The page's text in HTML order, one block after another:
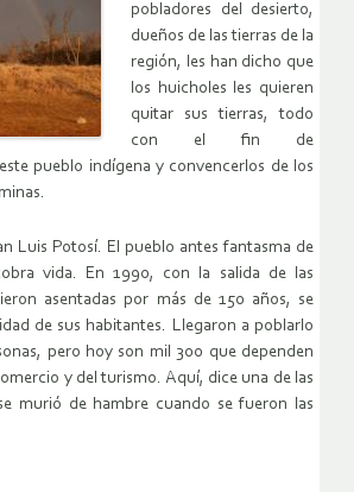
pobladores del desierto,
dueños de las tierras de la
región, les han dicho que
los huicholes les quieren
quitar sus tierras, todo
con el fin de
pueblo indígena y convencerlos de los
Luis Potosí. El pueblo antes fantasma de
vida. En 1990, con la salida de las
asentadas por más de 150 años, se
de sus habitantes. Llegaron a poblarlo
pero hoy son mil 300 que dependen
y del turismo. Aquí, dice una de las
murió de hambre cuando se fueron las